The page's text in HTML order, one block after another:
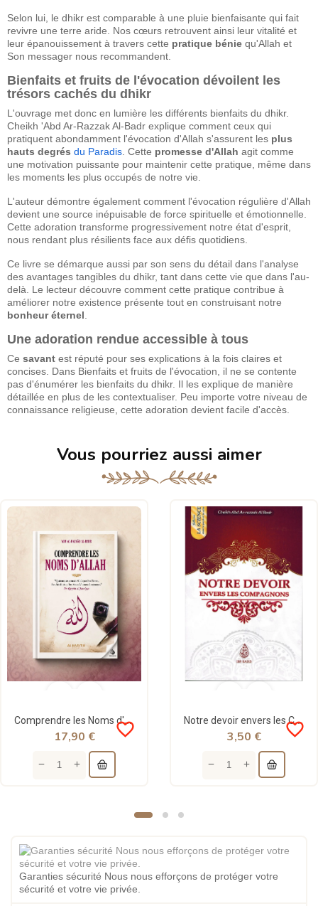
Selon lui, le dhikr est comparable à une pluie bienfaisante qui fait
revivre une terre aride. Nos cœurs retrouvent ainsi leur vitalité et
leur épanouissement à travers cette pratique bénie qu'Allah et
Son messager nous recommandent.
Bienfaits et fruits de l'évocation dévoilent les
trésors cachés du dhikr
L'ouvrage met donc en lumière les différents bienfaits du dhikr.
Cheikh 'Abd Ar-Razzak Al-Badr explique comment ceux qui
pratiquent abondamment l'évocation d'Allah s'assurent les plus
hauts degrés du Paradis . Cette promesse d'Allah agit comme
une motivation puissante pour maintenir cette pratique, même dans
les moments les plus occupés de notre vie.
L'auteur démontre également comment l'évocation régulière d'Allah
devient une source inépuisable de force spirituelle et émotionnelle.
Cette adoration transforme progressivement notre état d'esprit,
nous rendant plus résilients face aux défis quotidiens.
Ce livre se démarque aussi par son sens du détail dans l'analyse
des avantages tangibles du dhikr, tant dans cette vie que dans l'au-
delà. Le lecteur découvre comment cette pratique contribue à
améliorer notre existence présente tout en construisant notre
bonheur éternel
Une adoration rendue accessible à tous
Ce savant est réputé pour ses explications à la fois claires et
concises. Dans Bienfaits et fruits de l'évocation, il ne se contente
pas d'énumérer les bienfaits du dhikr. Il les explique de manière
détaillée en plus de les contextualiser. Peu importe votre niveau de
connaissance religieuse, cette adoration devient facile d'accès.
Vous pourriez aussi aimer
Comprendre les Noms d'Allah - 'Abd Al-Razzâq Al-Badr - al-Hadith
favorite_border
17,90 €
Notre devoir envers les Compagnons - Cheikh 'Abd Ar-Razzak Al-Badr - Ibn Badis
favorite_border
3,50 €
Garanties sécurité Nous nous efforçons de protéger votre
sécurité et votre vie privée.